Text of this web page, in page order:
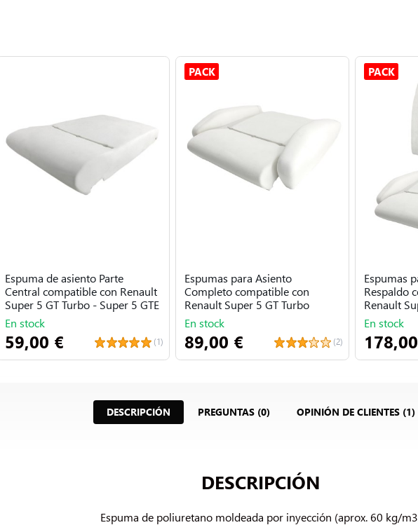
Espuma de asiento Parte
Central compatible con Renault
Super 5 GT Turbo - Super 5 GTE
(1)
En stock
59,00 €
PACK
Espumas para Asiento
Completo compatible con
Renault Super 5 GT Turbo
(2)
En stock
89,00 €
PACK
Espumas
Respaldo
Renault
En stock
DESCRIPCIÓN PREGUNTAS (0) OPINIÓN DE CLIENTES (1)
DESCRIPCIÓN
Espuma de poliuretano moldeada por inyección (aprox. 60 kg/